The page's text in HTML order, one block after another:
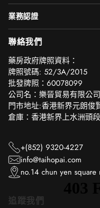
業務認證
聯絡我們
‎藥房政府牌照資料：
牌照號碼: 52/3A/2015
批發牌照：60078099
公司名：樂晉貿易有限公司
門市地址:香港新界元朗俊
倉庫：香港新界上水洲頭
+(852) 9320-4227
info@taihopai.com
no.14 chun yen
追蹤我們